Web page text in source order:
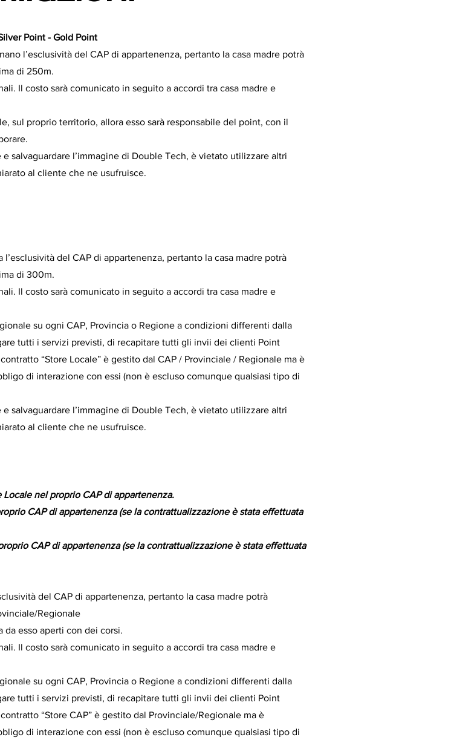
Point - Gold Point
l’esclusività del CAP di appartenenza, pertanto la casa madre potrà
di 250m.
Il costo sarà comunicato in seguito a accordi tra casa madre e
sul proprio territorio, allora esso sarà responsabile del point, con il
salvaguardare l’immagine di Double Tech, è vietato utilizzare altri
al cliente che ne usufruisce.
del CAP di appartenenza, pertanto la casa madre potrà
di 300m.
Il costo sarà comunicato in seguito a accordi tra casa madre e
su ogni CAP, Provincia o Regione a condizioni differenti dalla
tutti i servizi previsti, di recapitare tutti gli invii dei clienti Point
“Store Locale” è gestito dal CAP / Provinciale / Regionale ma è
di interazione con essi (non è escluso comunque qualsiasi tipo di
salvaguardare l’immagine di Double Tech, è vietato utilizzare altri
al cliente che ne usufruisce.
nel proprio CAP di appartenenza.
CAP di appartenenza (se la contrattualizzazione è stata effettuata
CAP di appartenenza (se la contrattualizzazione è stata effettuata
del CAP di appartenenza, pertanto la casa madre potrà
Regionale
da esso aperti con dei corsi.
Il costo sarà comunicato in seguito a accordi tra casa madre e
su ogni CAP, Provincia o Regione a condizioni differenti dalla
tutti i servizi previsti, di recapitare tutti gli invii dei clienti Point
“Store CAP” è gestito dal Provinciale/Regionale ma è
di interazione con essi (non è escluso comunque qualsiasi tipo di